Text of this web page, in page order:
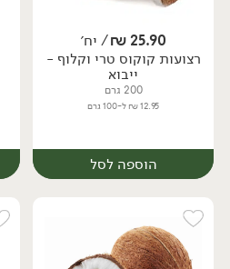
יח׳
25.90
₪/ יח׳
רצועות קוקוס טרי וקלוף -
ייבוא
200 גרם
12.95 ₪ ל-100 גרם
הוספה לסל